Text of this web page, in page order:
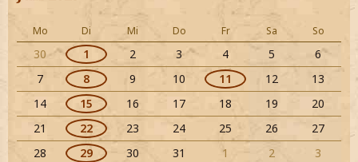
Mo Di Mi Do Fr Sa So
30 1 2 3 4 5
6
7
8 9 10 11 12
13
14
15 16 17 18 19
20
21
22 23 24 25 26
27
28
29 30 31 1 2 3